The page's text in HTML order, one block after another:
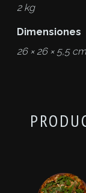
2 kg
Dimensiones
26 × 26 × 5,5 cm